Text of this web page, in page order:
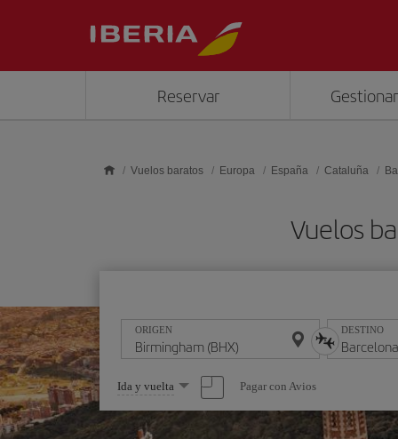
Reservar
Vuelos baratos Europa España Cataluña
Vuelos
ORIGEN DESTINO
Seleccione
una
opción
Ida y vuelta Pagar con Avios